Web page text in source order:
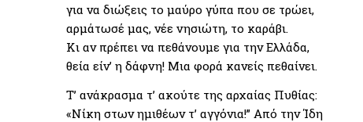
για να διώξεις το μαύρο γύπα που σε τρώει,
αρμάτωσέ μας, νέε νησιώτη, το καράβι.
Κι αν πρέπει να πεθάνουμε για την Ελλάδα,
θεία είν’ η δάφνη! Μια φορά κανείς πεθαίνει.
Τ’ ανάκρασμα τ’ ακούτε της αρχαίας Πυθίας:
«Νίκη στων ημιθέων τ’ αγγόνια!” Από την Ίδη